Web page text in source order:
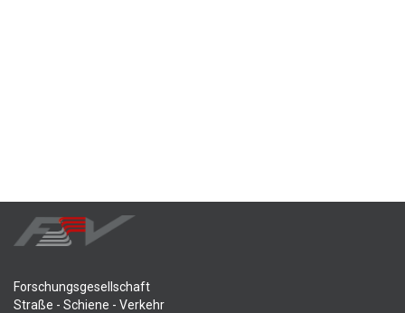
Forschungsgesellschaft
Straße - Schiene - Verkehr